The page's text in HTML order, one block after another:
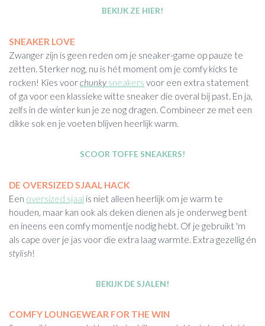
BEKIJK ZE HIER!
SNEAKER LOVE
Zwanger zijn is geen reden om je sneaker-game op pauze te
zetten. Sterker nog, nu is hét moment om je comfy kicks te
rocken! Kies voorchunky sneakers voor een extra statement
of ga voor een klassieke witte sneaker die overal bij past. En ja,
zelfs in de winter kun je ze nog dragen. Combineer ze met een
dikke sok en je voeten blijven heerlijk warm.
SCOOR TOFFE SNEAKERS!
DE OVERSIZED SJAAL HACK
Een oversized sjaal is niet alleen heerlijk om je warm te
houden, maar kan ook als deken dienen als je onderweg bent
en ineens een comfy momentje nodig hebt. Of je gebruikt 'm
als cape over je jas voor die extra laag warmte. Extra gezellig én
stylish!
BEKIJK DE SJALEN!
COMFY LOUNGEWEAR FOR THE WIN